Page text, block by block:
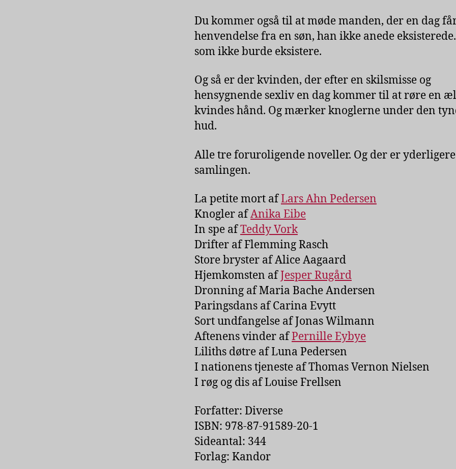
Du kommer også til at møde manden, der en dag
henvendelse fra en søn, han ikke anede
som ikke burde eksistere.
Og så er der kvinden, der efter en skilsmisse og
hensygnende sexliv en dag kommer til at røre en
kvindes hånd. Og mærker knoglerne under den
hud.
Alle tre foruroligende noveller. Og der er
samlingen.
La petite mort afLars Ahn Pedersen
Knogler afAnika Eibe
In spe afTeddy Vork
Drifter af Flemming Rasch
Store bryster af Alice Aagaard
Hjemkomsten afJesper Rugård
Dronning af Maria Bache Andersen
Paringsdans af Carina Evytt
Sort undfangelse af Jonas Wilmann
Aftenens vinder afPernille Eybye
Liliths døtre af Luna Pedersen
I nationens tjeneste af Thomas Vernon Nielsen
I røg og dis af Louise Frellsen
Forfatter: Diverse
ISBN: 978-87-91589-20-1
Sideantal: 344
Forlag: Kandor